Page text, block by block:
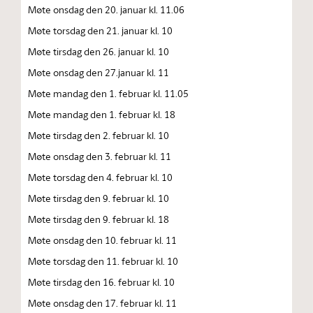
Møte onsdag den 20. januar kl. 11.06
Møte torsdag den 21. januar kl. 10
Møte tirsdag den 26. januar kl. 10
Møte onsdag den 27.januar kl. 11
Møte mandag den 1. februar kl. 11.05
Møte mandag den 1. februar kl. 18
Møte tirsdag den 2. februar kl. 10
Møte onsdag den 3. februar kl. 11
Møte torsdag den 4. februar kl. 10
Møte tirsdag den 9. februar kl. 10
Møte tirsdag den 9. februar kl. 18
Møte onsdag den 10. februar kl. 11
Møte torsdag den 11. februar kl. 10
Møte tirsdag den 16. februar kl. 10
Møte onsdag den 17. februar kl. 11